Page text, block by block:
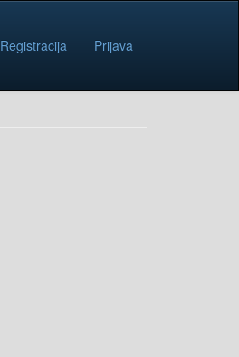
Registracija Prijava